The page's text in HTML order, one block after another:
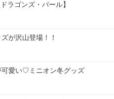
ラゴンズ・パール】
が沢山登場！！
可愛い♡ミニオン冬グッズ